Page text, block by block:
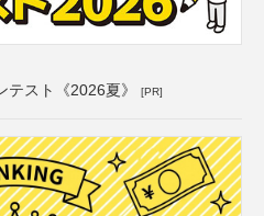
テスト《2026夏》 [PR]